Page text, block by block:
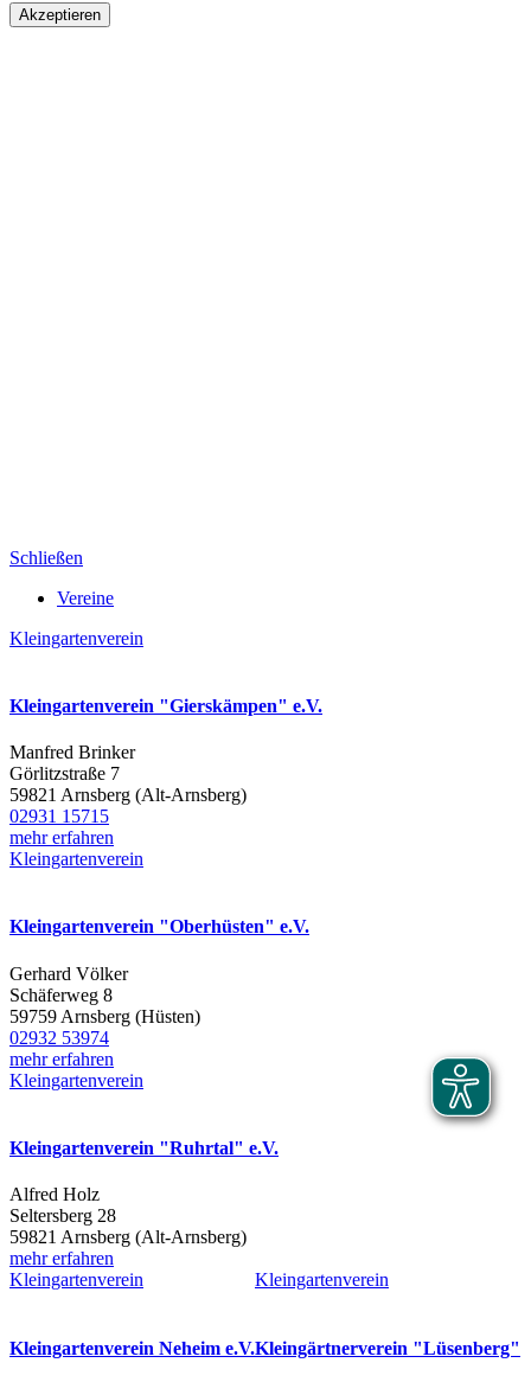
Akzeptieren
Schließen
Vereine
Kleingartenverein
Kleingartenverein "Gierskämpen" e.V.
Manfred Brinker
Görlitzstraße 7
59821 Arnsberg (Alt-Arnsberg)
02931 15715
mehr erfahren
Kleingartenverein
Kleingartenverein "Oberhüsten" e.V.
Gerhard Völker
Schäferweg 8
59759 Arnsberg (Hüsten)
02932 53974
mehr erfahren
Kleingartenverein
Kleingartenverein "Ruhrtal" e.V.
Alfred Holz
Seltersberg 28
59821 Arnsberg (Alt-Arnsberg)
mehr erfahren
Kleingartenverein
Kleingartenverein Neheim e.V.
Kleingartenverein
Kleingärtnerverein "Lüsenberg"